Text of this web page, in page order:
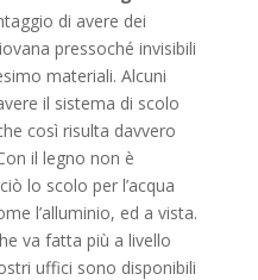
di avere dei
pressoché invisibili
materiali. Alcuni
il sistema di scolo
così risulta davvero
il legno non è
lo scolo per l’acqua
l’alluminio, ed a vista.
va fatta più a livello
uffici sono disponibili